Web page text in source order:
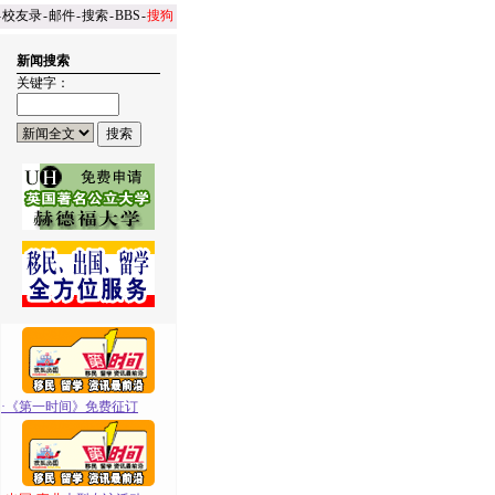
校友录-邮件-搜索-BBS-搜狗
新闻搜索
关键字：
· 《第一时间》免费征订